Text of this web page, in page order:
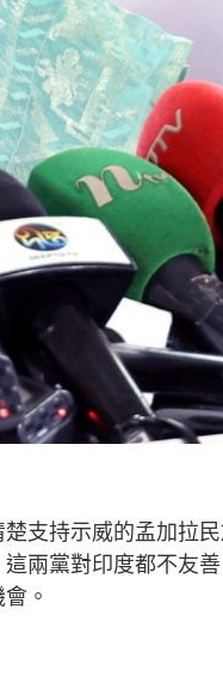
支持示威的孟加拉
兩黨對印度都不友
。